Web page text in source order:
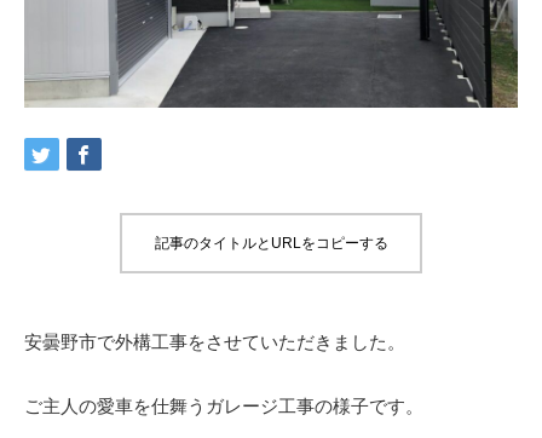
記事のタイトルとURLをコピーする
安曇野市で外構工事をさせていただきました。
ご主人の愛車を仕舞うガレージ工事の様子です。